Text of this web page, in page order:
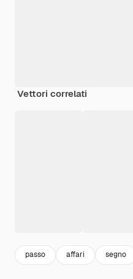
Vettori correlati
passo affari segno